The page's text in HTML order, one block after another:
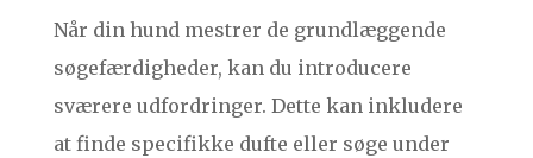
Når din hund mestrer de grundlæggende
søgefærdigheder, kan du introducere
sværere udfordringer. Dette kan inkludere
at finde specifikke dufte eller søge under